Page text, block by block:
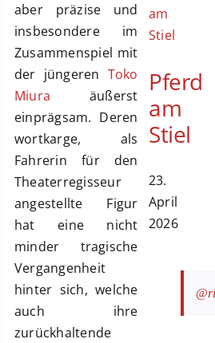
aber präzise und
insbesondere im
Zusammenspiel mit
der jüngeren Toko
Miura äußerst
einprägsam. Deren
wortkarge, als
Fahrerin für den
Theaterregisseur
angestellte Figur
hat eine nicht
minder tragische
Vergangenheit
hinter sich, welche
auch ihre
zurückhaltende
Pferd
am
Stiel
23.
April
2026